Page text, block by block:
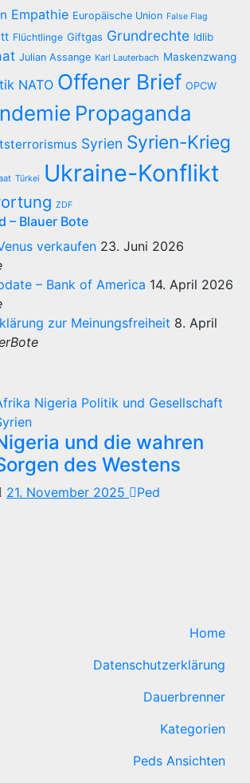
Empathie Europäische Union False Flag
Flüchtlinge Giftgas Grundrechte Idlib
Julian Assange Karl Lauterbach Maskenzwang
NATO Offener Brief OPCW
Propaganda
Syrien Syrien-Krieg
Türkei Ukraine-Konflikt
ZDF
– Blauer Bote
verkaufen 23. Juni 2026
– Bank of America 14. April 2026
zur Meinungsfreiheit 8. April
Nigeria Politik und Gesellschaft
und die wahren
des Westens
21. November 2025 Ped
Home
Datenschutzerklärung
Dauerbrenner
Kategorien
Peds Ansichten